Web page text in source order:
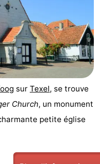
sur Texel, se trouve
Church, un monument
petite église